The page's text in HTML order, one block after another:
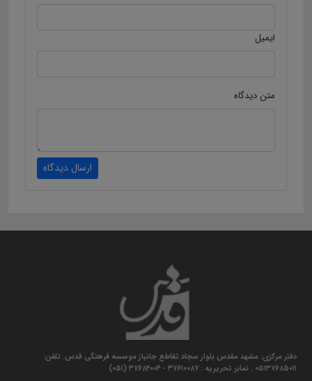
ایمیل
متن دیدگاه
ارسال دیدگاه
دفتر مرکزی: مشهد مقدس بلوار سجاد تقاطع جانباز موسسه فرهنگی قدس. تلفن:
۰۵۱۳۷۶۸۵۰۱۱ . نمابر تحریریه : ۳۷۶۱۰۰۸۷ - ۳۷۶۸۴۰۰۴ (۰۵۱)